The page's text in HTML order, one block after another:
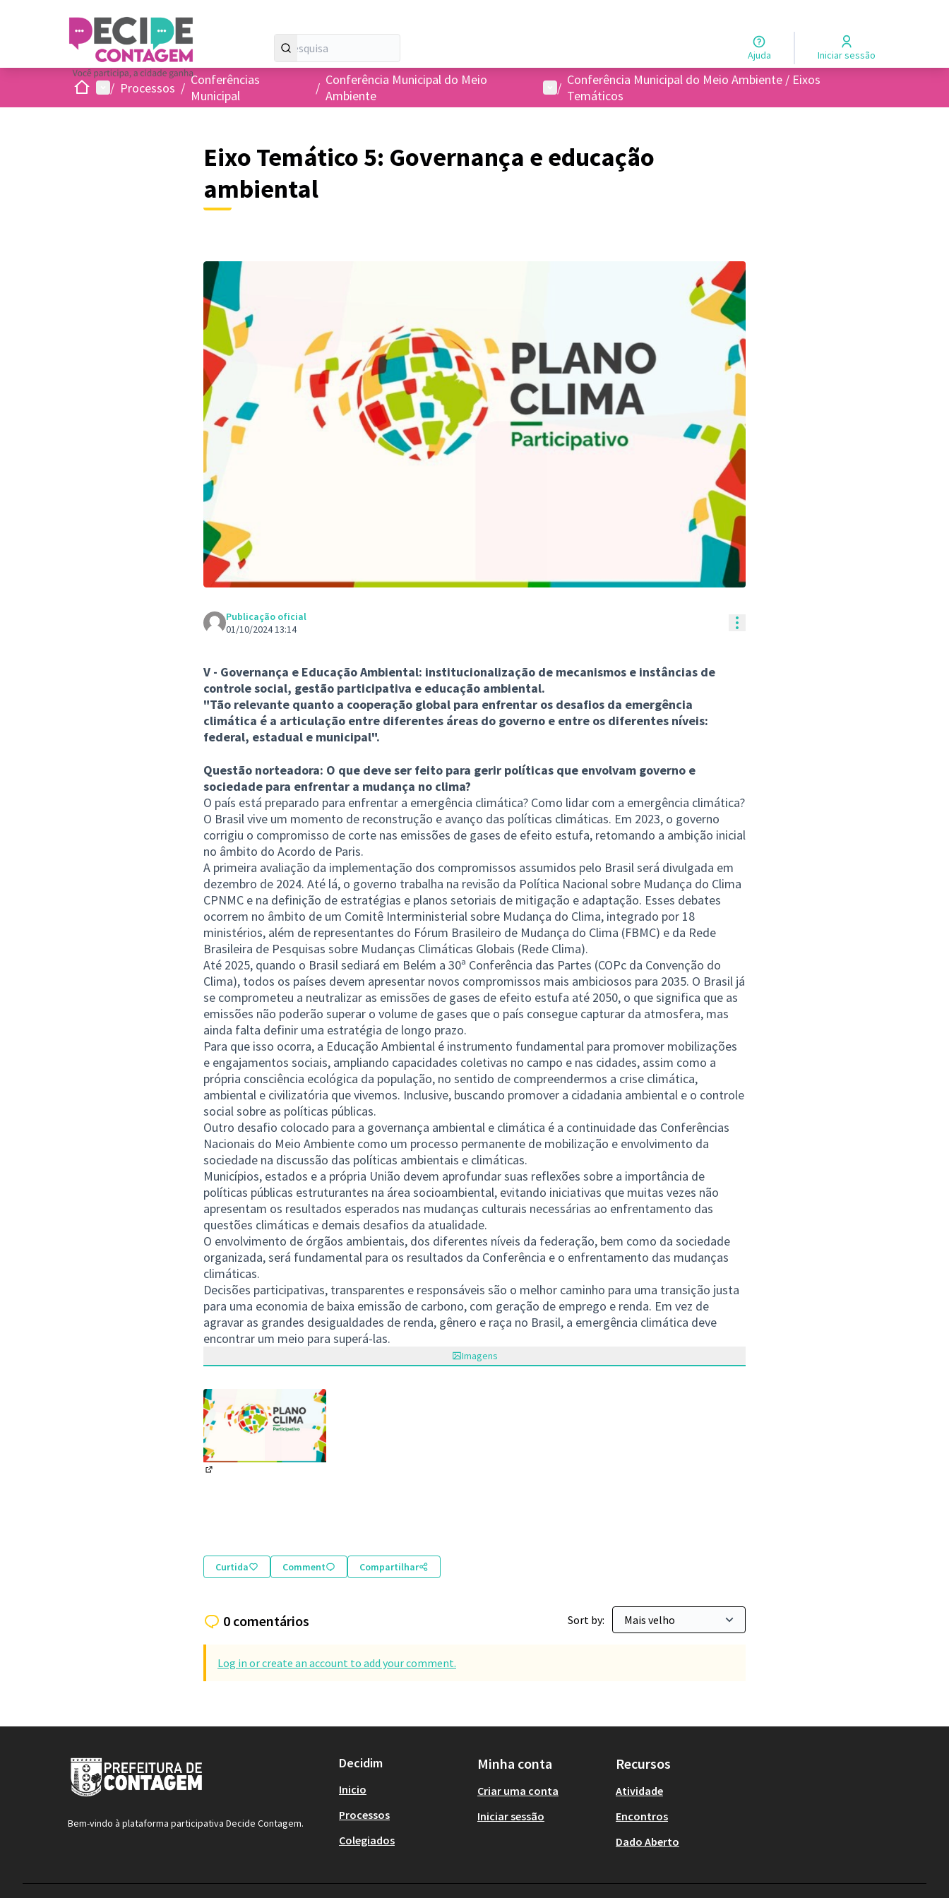
Ajuda Iniciar sessão
InicioMenu principal
/ Processos / Conferências
Municipal
/ Conferência Municipal do Meio
Ambiente
Menu de usuários
/ Conferência Municipal do Meio Ambiente / Eixos
Temáticos
Eixo Temático 5: Governança e educação
ambiental
Publicação oficial
01/10/2024 13:14
Controles de recursos
V - Governança e Educação Ambiental: institucionalização de mecanismos e instâncias de
controle social, gestão participativa e educação ambiental.
"Tão relevante quanto a cooperação global para enfrentar os desafios da emergência
climática é a articulação entre diferentes áreas do governo e entre os diferentes níveis:
federal, estadual e municipal".
Questão norteadora: O que deve ser feito para gerir políticas que envolvam governo e
sociedade para enfrentar a mudança no clima?
O país está preparado para enfrentar a emergência climática? Como lidar com a emergência climática?
O Brasil vive um momento de reconstrução e avanço das políticas climáticas. Em 2023, o governo
corrigiu o compromisso de corte nas emissões de gases de efeito estufa, retomando a ambição inicial
no âmbito do Acordo de Paris.
A primeira avaliação da implementação dos compromissos assumidos pelo Brasil será divulgada em
dezembro de 2024. Até lá, o governo trabalha na revisão da Política Nacional sobre Mudança do Clima
CPNMC e na definição de estratégias e planos setoriais de mitigação e adaptação. Esses debates
ocorrem no âmbito de um Comitê Interministerial sobre Mudança do Clima, integrado por 18
ministérios, além de representantes do Fórum Brasileiro de Mudança do Clima (FBMC) e da Rede
Brasileira de Pesquisas sobre Mudanças Climáticas Globais (Rede Clima).
Até 2025, quando o Brasil sediará em Belém a 30ª Conferência das Partes (COPc da Convenção do
Clima), todos os países devem apresentar novos compromissos mais ambiciosos para 2035. O Brasil já
se comprometeu a neutralizar as emissões de gases de efeito estufa até 2050, o que significa que as
emissões não poderão superar o volume de gases que o país consegue capturar da atmosfera, mas
ainda falta definir uma estratégia de longo prazo.
Para que isso ocorra, a Educação Ambiental é instrumento fundamental para promover mobilizações
e engajamentos sociais, ampliando capacidades coletivas no campo e nas cidades, assim como a
própria consciência ecológica da população, no sentido de compreendermos a crise climática,
ambiental e civilizatória que vivemos. Inclusive, buscando promover a cidadania ambiental e o controle
social sobre as políticas públicas.
Outro desafio colocado para a governança ambiental e climática é a continuidade das Conferências
Nacionais do Meio Ambiente como um processo permanente de mobilização e envolvimento da
sociedade na discussão das políticas ambientais e climáticas.
Municípios, estados e a própria União devem aprofundar suas reflexões sobre a importância de
políticas públicas estruturantes na área socioambiental, evitando iniciativas que muitas vezes não
apresentam os resultados esperados nas mudanças culturais necessárias ao enfrentamento das
questões climáticas e demais desafios da atualidade.
O envolvimento de órgãos ambientais, dos diferentes níveis da federação, bem como da sociedade
organizada, será fundamental para os resultados da Conferência e o enfrentamento das mudanças
climáticas.
Decisões participativas, transparentes e responsáveis são o melhor caminho para uma transição justa
para uma economia de baixa emissão de carbono, com geração de emprego e renda. Em vez de
agravar as grandes desigualdades de renda, gênero e raça no Brasil, a emergência climática deve
encontrar um meio para superá-las.
Imagens
Curtida Comment Compartilhar
0 comentários Sort by:
Log in or create an account to add your comment.
Bem-vindo à plataforma participativa Decide Contagem.
Decidim
Inicio
Processos
Colegiados
Minha conta
Criar uma conta
Iniciar sessão
Recursos
Atividade
Encontros
Dado Aberto